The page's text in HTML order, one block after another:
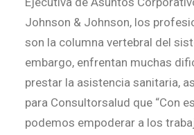
Johnson & Johnson, los
son la columna vertebral del
embargo, enfrentan muchas
prestar la asistencia sanitaria,
para Consultorsalud que “Con
podemos empoderar a los